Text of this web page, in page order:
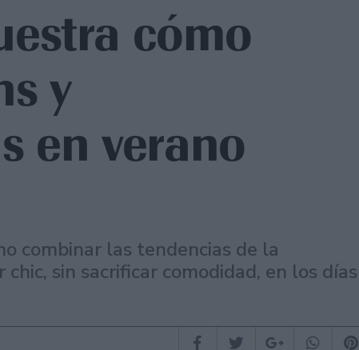
cómo
y
en verano
combinar las tendencias de la
sin sacrificar comodidad, en los días